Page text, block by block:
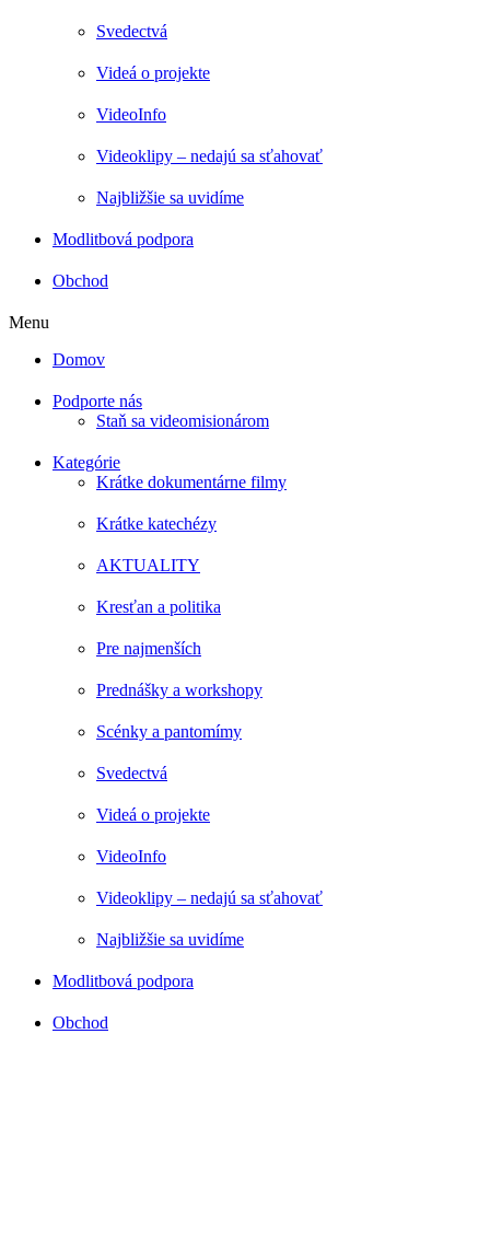
Svedectvá
Videá o projekte
VideoInfo
Videoklipy – nedajú sa sťahovať
Najbližšie sa uvidíme
Modlitbová podpora
Obchod
Menu
Domov
Podporte nás
Staň sa videomisionárom
Kategórie
Krátke dokumentárne filmy
Krátke katechézy
AKTUALITY
Kresťan a politika
Pre najmenších
Prednášky a workshopy
Scénky a pantomímy
Svedectvá
Videá o projekte
VideoInfo
Videoklipy – nedajú sa sťahovať
Najbližšie sa uvidíme
Modlitbová podpora
Obchod